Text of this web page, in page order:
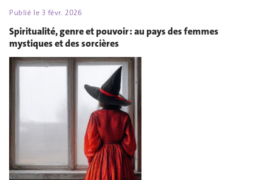
Publié le 3 févr. 2026
Spiritualité, genre et pouvoir : au pays des femmes
mystiques et des sorcières